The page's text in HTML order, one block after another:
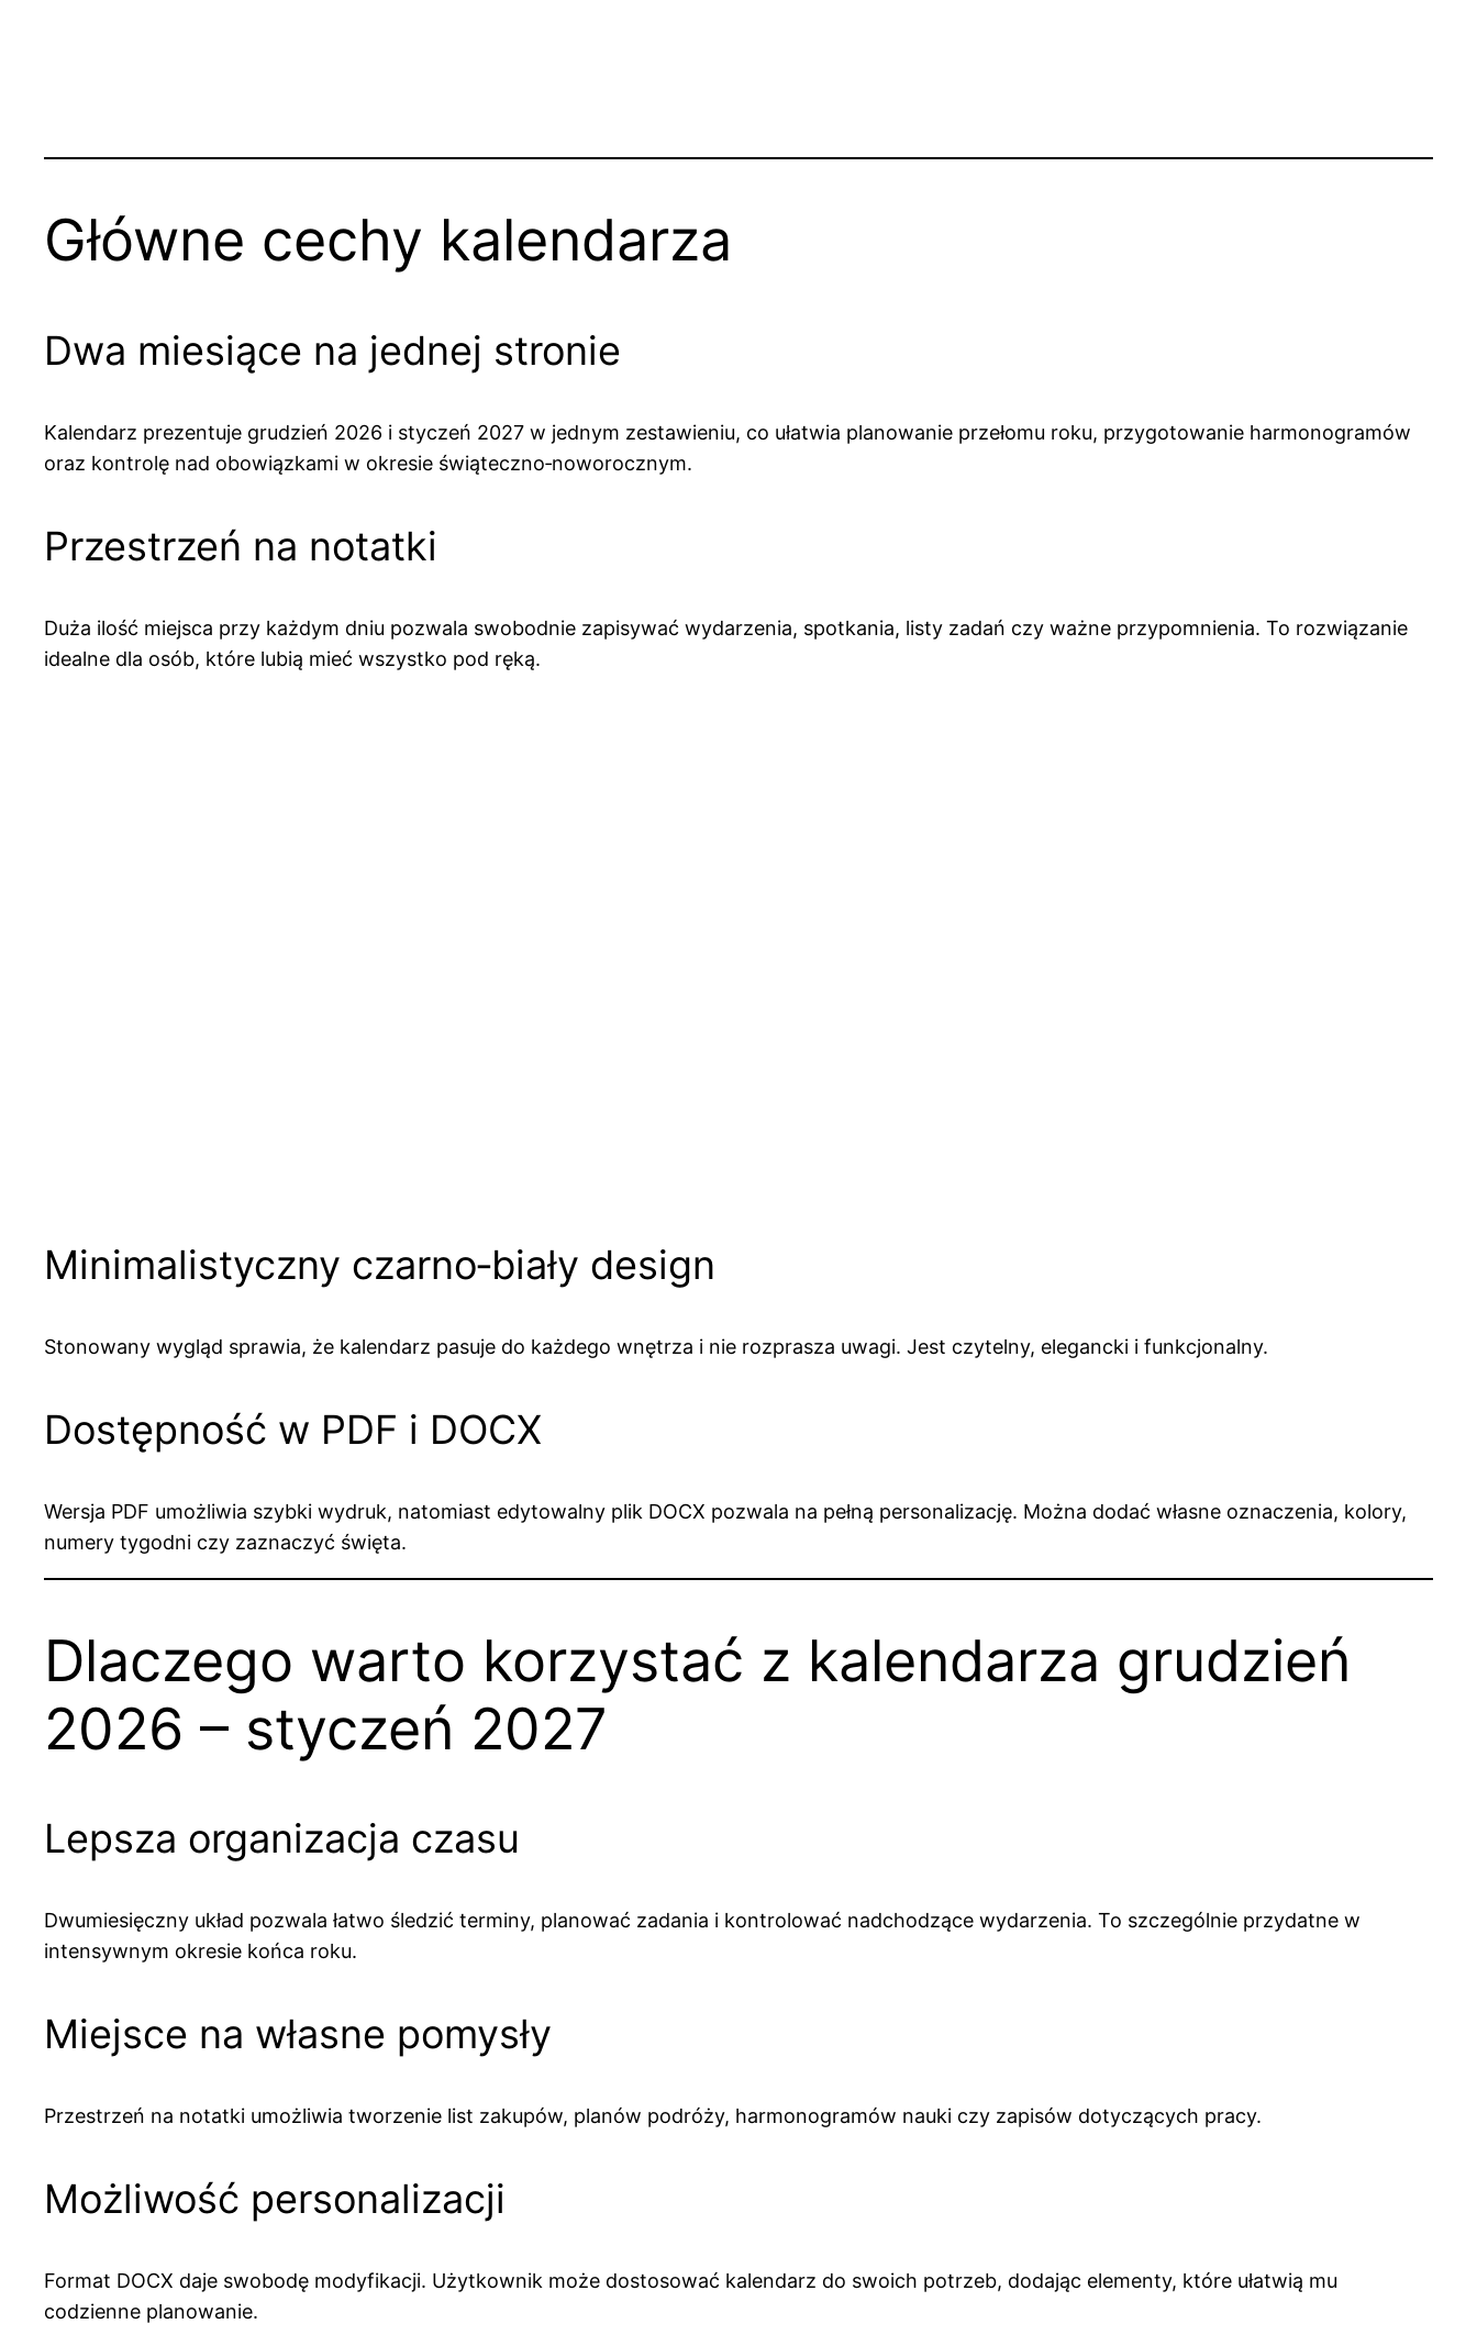
Główne cechy kalendarza
Dwa miesiące na jednej stronie
Kalendarz prezentuje grudzień 2026 i styczeń 2027 w jednym zestawieniu, co ułatwia planowanie przełomu roku, przygotowanie harmonogramów
oraz kontrolę nad obowiązkami w okresie świąteczno‑noworocznym.
Przestrzeń na notatki
Duża ilość miejsca przy każdym dniu pozwala swobodnie zapisywać wydarzenia, spotkania, listy zadań czy ważne przypomnienia. To rozwiązanie
idealne dla osób, które lubią mieć wszystko pod ręką.
Minimalistyczny czarno‑biały design
Stonowany wygląd sprawia, że kalendarz pasuje do każdego wnętrza i nie rozprasza uwagi. Jest czytelny, elegancki i funkcjonalny.
Dostępność w PDF i DOCX
Wersja PDF umożliwia szybki wydruk, natomiast edytowalny plik DOCX pozwala na pełną personalizację. Można dodać własne oznaczenia, kolory,
numery tygodni czy zaznaczyć święta.
Dlaczego warto korzystać z kalendarza grudzień
2026 – styczeń 2027
Lepsza organizacja czasu
Dwumiesięczny układ pozwala łatwo śledzić terminy, planować zadania i kontrolować nadchodzące wydarzenia. To szczególnie przydatne w
intensywnym okresie końca roku.
Miejsce na własne pomysły
Przestrzeń na notatki umożliwia tworzenie list zakupów, planów podróży, harmonogramów nauki czy zapisów dotyczących pracy.
Możliwość personalizacji
Format DOCX daje swobodę modyfikacji. Użytkownik może dostosować kalendarz do swoich potrzeb, dodając elementy, które ułatwią mu
codzienne planowanie.